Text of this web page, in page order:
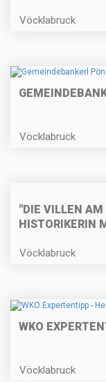
Vöcklabruck
Vöcklabruck
"DIE VILLEN
HISTORIKERIN
Vöcklabruck
WKO
Vöcklabruck